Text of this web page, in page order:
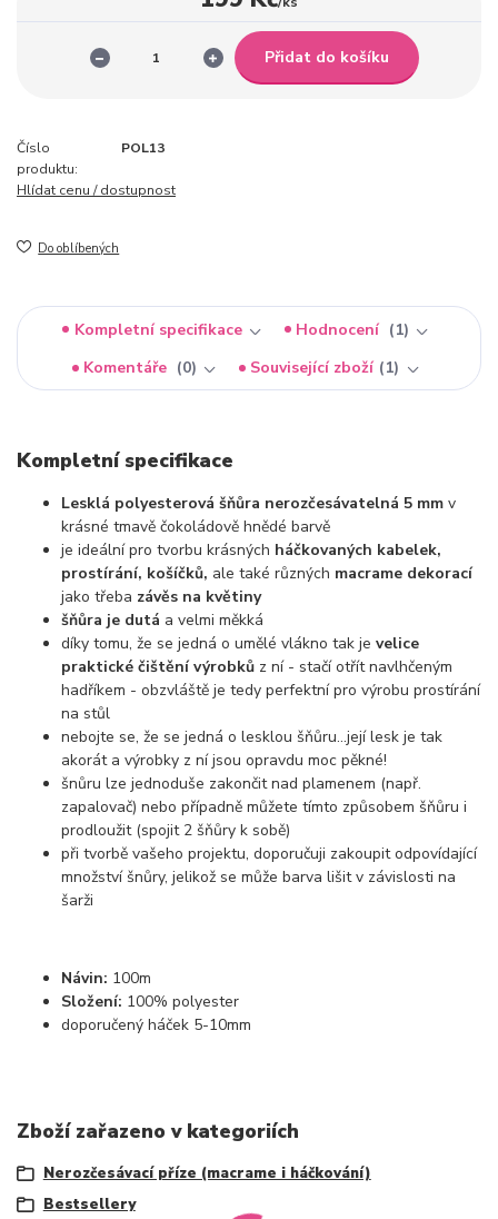
Přidat do košíku
Číslo
produktu:
POL13
Hlídat cenu / dostupnost
Do oblíbených
Kompletní specifikace Hodnocení
1
Komentáře
0 Související zboží 1
Kompletní specifikace
Lesklá polyesterová šňůra nerozčesávatelná 5 mm v
krásné tmavě čokoládově hnědé barvě
je ideální pro tvorbu krásných háčkovaných kabelek,
prostírání, košíčků, ale také různých macrame dekorací
jako třeba závěs na květiny
šňůra je dutá a velmi měkká
díky tomu, že se jedná o umělé vlákno tak je velice
praktické čištění výrobků z ní - stačí otřít navlhčeným
hadříkem - obzvláště je tedy perfektní pro výrobu prostírání
na stůl
nebojte se, že se jedná o lesklou šňůru...její lesk je tak
akorát a výrobky z ní jsou opravdu moc pěkné!
šnůru lze jednoduše zakončit nad plamenem (např.
zapalovač) nebo případně můžete tímto způsobem šňůru i
prodloužit (spojit 2 šňůry k sobě)
při tvorbě vašeho projektu, doporučuji zakoupit odpovídající
množství šnůry, jelikož se může barva lišit v závislosti na
šarži
Návin: 100m
Složení: 100% polyester
doporučený háček 5-10mm
Zboží zařazeno v kategoriích
Nerozčesávací příze (macrame i háčkování)
Bestsellery